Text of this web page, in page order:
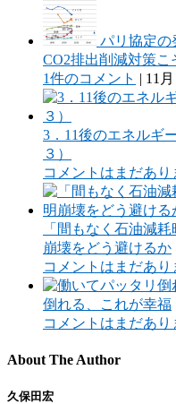
パリ協定
CO2排出削減対策こ
1件のコメント | 11
3．11後のエネルギ
３）
コメントはまだあり
「間もなく石油減
崩壊をどう避けるか
コメントはまだあり
倒れる、これが幸福
コメントはまだあり
About The Author
久保田宏